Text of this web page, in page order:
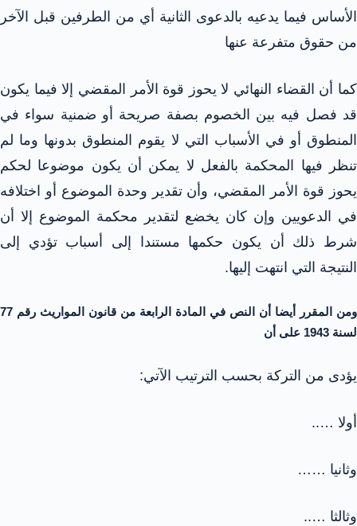
الأساس فيما يدعيه بالدعوى الثانية أي من الطرفين قبل الآخر
من حقوق متفرعة عنها
كما أن القضاء النهائي لا يحوز قوة الأمر المقضي إلا فيما يكون
قد فصل فيه بين الخصوم بصفة صريحة أو ضمنية سواء في
المنطوق أو في الأسباب التي لا يقوم المنطوق بدونها وما لم
تنظر فيها المحكمة بالفعل لا يمكن أن يكون موضوعا لحكم
يحوز قوة الأمر المقضي، وأن تقدير وحدة الموضوع أو اختلافه
في الدعويين وإن كان يخضع لتقدير محكمة الموضوع إلا أن
شرط ذلك أن يكون حكمها مستندا إلى أسباب تؤدي إلى
النتيجة التي انتهت إليها.
ومن المقرر أيضا أن النص في المادة الرابعة من قانون المواريث رقم 77
لسنة 1943 على أن
يؤدى من التركة بحسب الترتيب الآتي:
أولا …..
وثانيا ……
وثالثا …..